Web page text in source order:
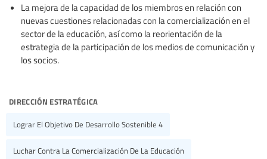
La mejora de la capacidad de los miembros en relación con
nuevas cuestiones relacionadas con la comercialización en el
sector de la educación, así como la reorientación de la
estrategia de la participación de los medios de comunicación y
los socios.
dirección estratégica
Lograr El Objetivo De Desarrollo Sostenible 4
Luchar Contra La Comercialización De La Educación